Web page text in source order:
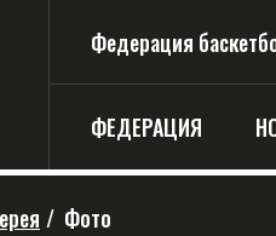
Федерация
ФЕДЕРАЦИЯ
/ Фото